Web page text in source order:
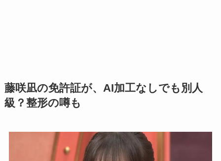
藤咲凪の免許証が、AI加工なしでも別人
級？整形の噂も